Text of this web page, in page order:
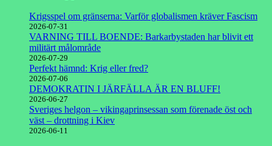
Krigsspel om gränserna: Varför globalismen kräver Fascism
2026-07-31
VARNING TILL BOENDE: Barkarbystaden har blivit ett
militärt målområde
2026-07-29
Perfekt hämnd: Krig eller fred?
2026-07-06
DEMOKRATIN I JÄRFÄLLA ÄR EN BLUFF!
2026-06-27
Sveriges helgon – vikingaprinsessan som förenade öst och
väst – drottning i Kiev
2026-06-11